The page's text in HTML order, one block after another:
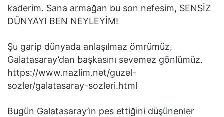
kaderim. Sana armağan bu son nefesim, SENSİZ
DÜNYAYI BEN NEYLEYİM!
Şu garip dünyada anlaşılmaz ömrümüz,
Galatasaray’dan başkasını sevemez gönlümüz.
https://www.nazlim.net/guzel-
sozler/galatasaray-sozleri.html
Bugün Galatasaray’ın pes ettiğini düşünenler